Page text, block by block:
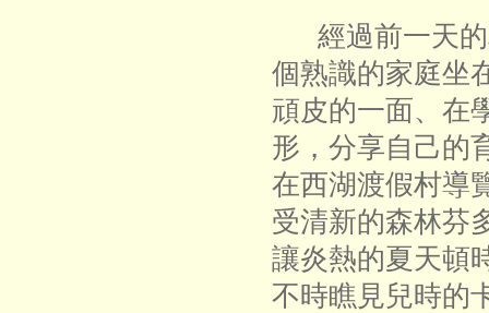
經過前一天的
個熟識的家庭坐
頑皮的一面、在
形，分享自己的
在西湖渡假村導
受清新的森林芬
讓炎熱的夏天頓
不時瞧見兒時的